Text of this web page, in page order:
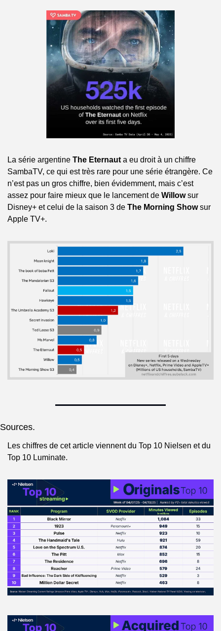
La série argentine The Eternaut a eu droit à un chiffre
SambaTV, ce qui est très rare pour une série étrangère. Ce
n’est pas un gros chiffre, bien évidemment, mais c’est
assez pour faire mieux que le lancement de Willow sur
Disney+ et celui de la saison 3 de The Morning Show sur
Apple TV+.
Sources.
Les chiffres de cet article viennent du Top 10 Nielsen et du
Top 10 Luminate.